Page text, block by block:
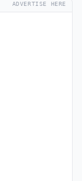
ADVERTISE HERE